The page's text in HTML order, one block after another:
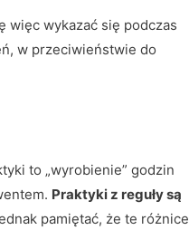
więc wykazać się podczas
w przeciwieństwie do
to „wyrobienie” godzin
Praktyki z reguły są
pamiętać, że te różnice